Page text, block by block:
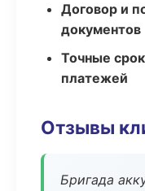
Договор и
документов
Точные
платежей
Отзывы
Бригада